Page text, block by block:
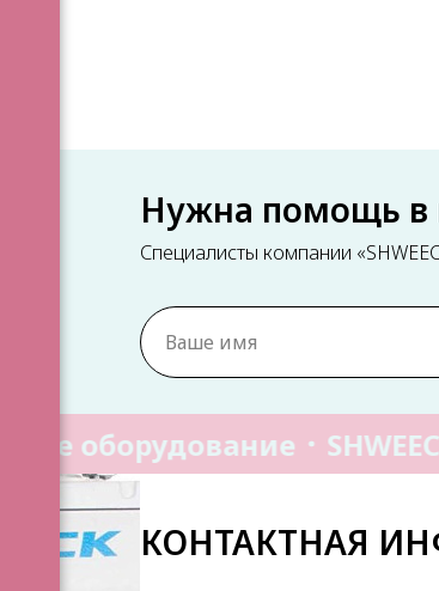
Нужна помощь в
Специалисты компании
оборудование
КОНТАКТНАЯ